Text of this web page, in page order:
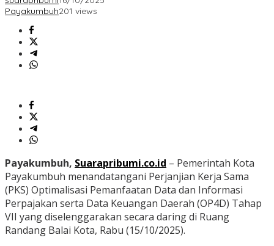
Payakumbuh201 views
Payakumbuh, Suarapribumi.co.id – Pemerintah Kota
Payakumbuh menandatangani Perjanjian Kerja Sama
(PKS) Optimalisasi Pemanfaatan Data dan Informasi
Perpajakan serta Data Keuangan Daerah (OP4D) Tahap
VII yang diselenggarakan secara daring di Ruang
Randang Balai Kota, Rabu (15/10/2025).